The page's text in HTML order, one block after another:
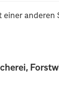
einer anderen